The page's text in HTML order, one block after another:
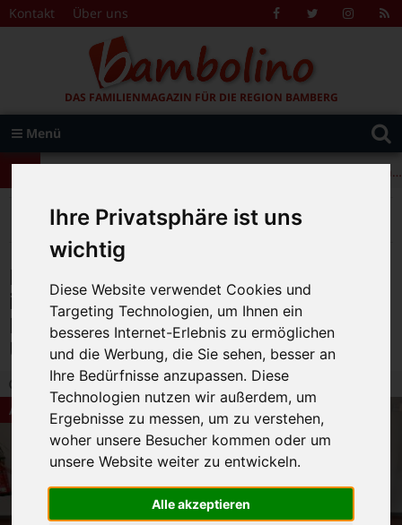
Ihre Privatsphäre ist uns
wichtig
Diese Website verwendet Cookies und
Targeting Technologien, um Ihnen ein
besseres Internet-Erlebnis zu ermöglichen
und die Werbung, die Sie sehen, besser an
Ihre Bedürfnisse anzupassen. Diese
Technologien nutzen wir außerdem, um
Ergebnisse zu messen, um zu verstehen,
woher unsere Besucher kommen oder um
unsere Website weiter zu entwickeln.
Alle akzeptieren
Zum Inhalt springen
Kontakt Über uns FacebookTwitter
DAS FAMILIENMAGAZIN FÜR DIE REGION BAMBERG
Menü
Suche
nach:
+++ Leolingo: Englischcamp mit Muttersprachlern – auch in Bamberg! +++
Bambolino>Magazin>Aktuelles>
Demokratie kommt auf jeden Fall in die Tüte: Erstklässler an Hainschule freuen sich über Unterrichtsmaterial
Demokratie kommt auf jeden Fall
in die Tüte: Erstklässler an
Hainschule freuen sich über
Unterrichtsmaterial
29.10.2024 18:08 | Bambolino-Redaktion |
Aktuelles